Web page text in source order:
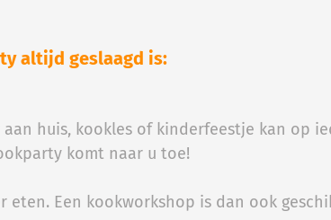
altijd geslaagd is:
huis, kookles of kinderfeestje kan op
komt naar u toe!
eten. Een kookworkshop is dan ook